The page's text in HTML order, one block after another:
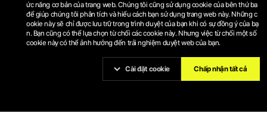
CHÍNH SÁCH QUYỀN RIÊNG TƯ
ĐIỀU KHOẢN SỬ DỤNG
CHÍNH SÁCH COOKIE
CÀI ĐẶT COOKIE
PUBG IS A REGISTERED TRADEMARK OR SERVICE MARK OFKRAFTON, INC.
ức năng cơ bản của trang web. Chúng tôi cũng sử dụng cookie của bên thứ ba
để giúp chúng tôi phân tích và hiểu cách bạn sử dụng trang web này. Những c
ookie này sẽ chỉ được lưu trữ trong trình duyệt của bạn khi có sự đồng ý của bạ
n. Bạn cũng có thể lựa chọn từ chối các cookie này. Nhưng việc từ chối một số
cookie này có thể ảnh hưởng đến trải nghiệm duyệt web của bạn.
Cài đặt cookie Chấp nhận tất cả